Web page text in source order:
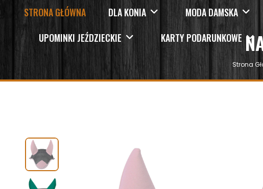
STRONA GŁÓWNA DLA KONIA MODA DAMSKA
UPOMINKI JEŹDZIECKIE
KARTY PODARUNKOWE
Strona